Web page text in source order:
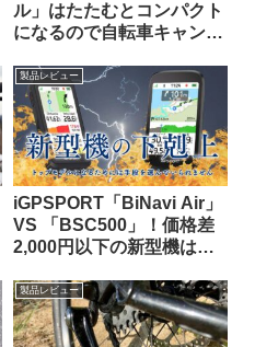
ル」はたたむとコンパクト
になるので自転車キャンツ
ン
製品レビュー
iGPSPORT「BiNavi Air」
VS 「BSC500」！価格差
2,000円以下の新型機は、
るの？
製品レビュー